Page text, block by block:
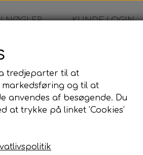
KUNDE LOGIN
og programmering
tredjeparter til at
og til at
anvendes af besøgende. Du
at trykke på linket 'Cookies'